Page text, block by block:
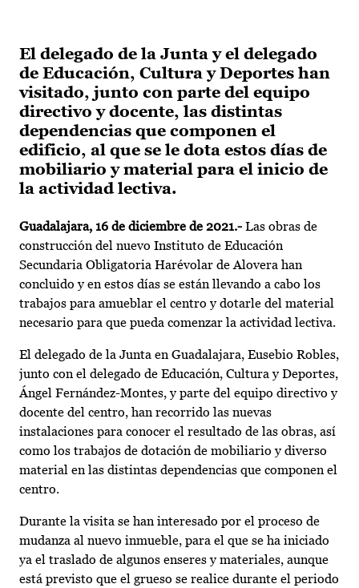
El delegado de la Junta y el delegado
de Educación, Cultura y Deportes han
visitado, junto con parte del equipo
directivo y docente, las distintas
dependencias que componen el
edificio, al que se le dota estos días de
mobiliario y material para el inicio de
la actividad lectiva.
Guadalajara, 16 de diciembre de 2021.- Las obras de
construcción del nuevo Instituto de Educación
Secundaria Obligatoria Harévolar de Alovera han
concluido y en estos días se están llevando a cabo los
trabajos para amueblar el centro y dotarle del material
necesario para que pueda comenzar la actividad lectiva.
El delegado de la Junta en Guadalajara, Eusebio Robles,
junto con el delegado de Educación, Cultura y Deportes,
Ángel Fernández-Montes, y parte del equipo directivo y
docente del centro, han recorrido las nuevas
instalaciones para conocer el resultado de las obras, así
como los trabajos de dotación de mobiliario y diverso
material en las distintas dependencias que componen el
centro.
Durante la visita se han interesado por el proceso de
mudanza al nuevo inmueble, para el que se ha iniciado
ya el traslado de algunos enseres y materiales, aunque
está previsto que el grueso se realice durante el periodo